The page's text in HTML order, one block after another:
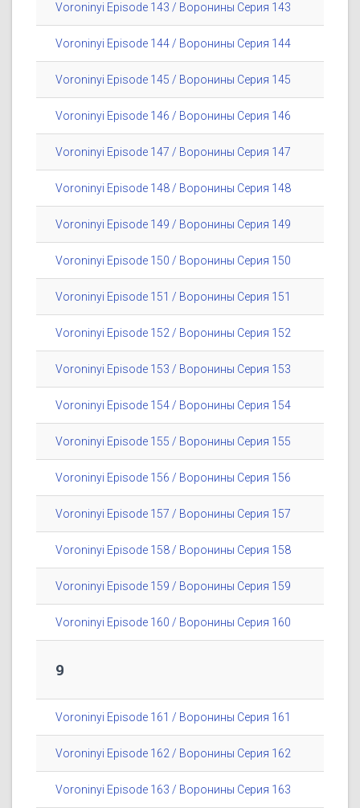
Voroninyi Episode 143 / Воронины Серия 143
Voroninyi Episode 144 / Воронины Серия 144
Voroninyi Episode 145 / Воронины Серия 145
Voroninyi Episode 146 / Воронины Серия 146
Voroninyi Episode 147 / Воронины Серия 147
Voroninyi Episode 148 / Воронины Серия 148
Voroninyi Episode 149 / Воронины Серия 149
Voroninyi Episode 150 / Воронины Серия 150
Voroninyi Episode 151 / Воронины Серия 151
Voroninyi Episode 152 / Воронины Серия 152
Voroninyi Episode 153 / Воронины Серия 153
Voroninyi Episode 154 / Воронины Серия 154
Voroninyi Episode 155 / Воронины Серия 155
Voroninyi Episode 156 / Воронины Серия 156
Voroninyi Episode 157 / Воронины Серия 157
Voroninyi Episode 158 / Воронины Серия 158
Voroninyi Episode 159 / Воронины Серия 159
Voroninyi Episode 160 / Воронины Серия 160
9
Voroninyi Episode 161 / Воронины Серия 161
Voroninyi Episode 162 / Воронины Серия 162
Voroninyi Episode 163 / Воронины Серия 163